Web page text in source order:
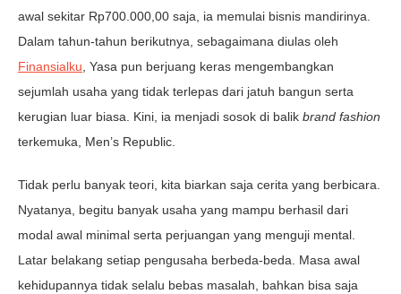
awal sekitar Rp700.000,00 saja, ia memulai bisnis mandirinya.
Dalam tahun-tahun berikutnya, sebagaimana diulas oleh
Finansialku, Yasa pun berjuang keras mengembangkan
sejumlah usaha yang tidak terlepas dari jatuh bangun serta
kerugian luar biasa. Kini, ia menjadi sosok di balik brand fashion
terkemuka, Men’s Republic.
Tidak perlu banyak teori, kita biarkan saja cerita yang berbicara.
Nyatanya, begitu banyak usaha yang mampu berhasil dari
modal awal minimal serta perjuangan yang menguji mental.
Latar belakang setiap pengusaha berbeda-beda. Masa awal
kehidupannya tidak selalu bebas masalah, bahkan bisa saja